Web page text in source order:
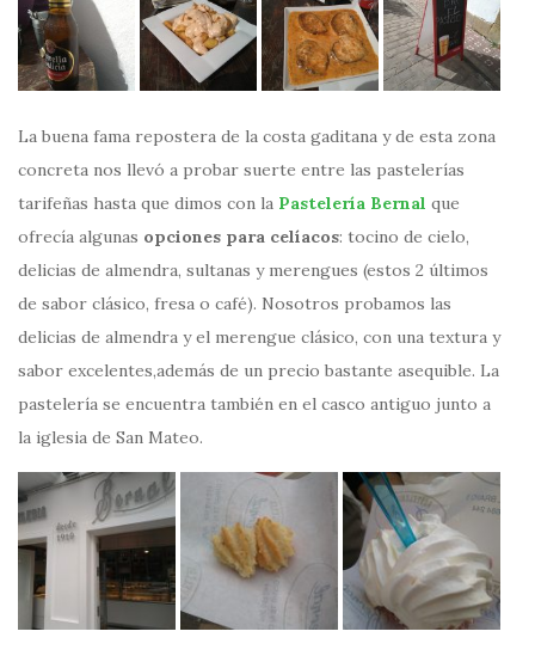
La buena fama repostera de la costa gaditana y de esta zona
concreta nos llevó a probar suerte entre las pastelerías
tarifeñas hasta que dimos con la Pastelería Bernal que
ofrecía algunas opciones para celíacos: tocino de cielo,
delicias de almendra, sultanas y merengues (estos 2 últimos
de sabor clásico, fresa o café). Nosotros probamos las
delicias de almendra y el merengue clásico, con una textura y
sabor excelentes,además de un precio bastante asequible. La
pastelería se encuentra también en el casco antiguo junto a
la iglesia de San Mateo.